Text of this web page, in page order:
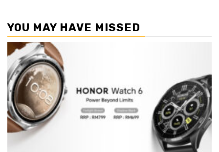
YOU MAY HAVE MISSED